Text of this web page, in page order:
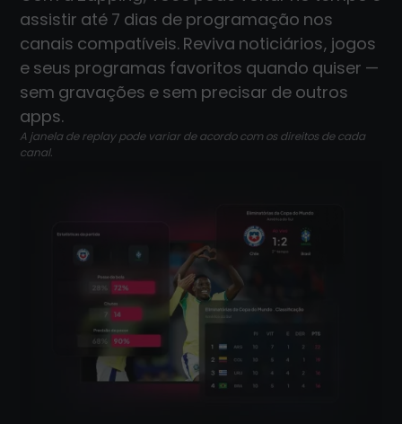
assistir até 7 dias de programação nos
canais compatíveis. Reviva noticiários, jogos
e seus programas favoritos quando quiser —
sem gravações e sem precisar de outros
apps.
A janela de replay pode variar de acordo com os direitos de cada
canal.